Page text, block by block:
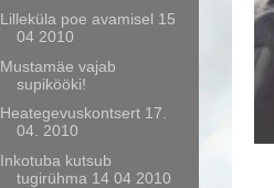
Lilleküla poe avamisel 15
04 2010
Mustamäe vajab
supikööki!
Heategevuskontsert 17.
04. 2010
Inkotuba kutsub
tugirühma 14 04 2010